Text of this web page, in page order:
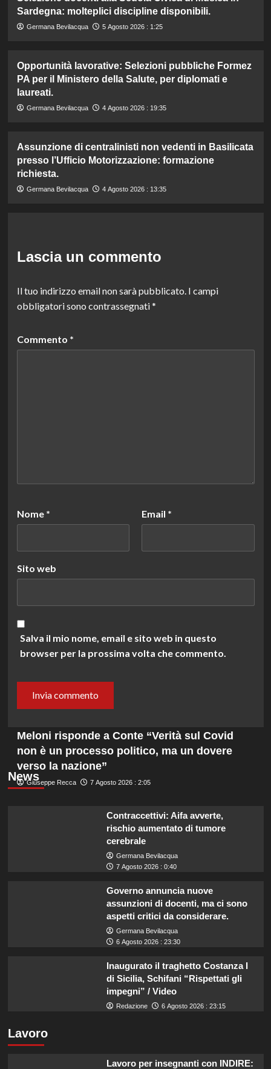
Sardegna: molteplici discipline disponibili.
Germana Bevilacqua 5 Agosto 2026 : 1:25
Opportunità lavorative: Selezioni pubbliche Formez
PA per il Ministero della Salute, per diplomati e
laureati.
Germana Bevilacqua 4 Agosto 2026 : 19:35
Assunzione di centralinisti non vedenti in Basilicata
presso l’Ufficio Motorizzazione: formazione
richiesta.
Germana Bevilacqua 4 Agosto 2026 : 13:35
Lascia un commento
Il tuo indirizzo email non sarà pubblicato. I campi
obbligatori sono contrassegnati*
Commento *
Nome * Email *
Sito web
Salva il mio nome, email e sito web in questo
browser per la prossima volta che commento.
News
Meloni risponde a Conte “Verità sul Covid
non è un processo politico, ma un dovere
verso la nazione”
Giuseppe Recca 7 Agosto 2026 : 2:05
Contraccettivi: Aifa avverte,
rischio aumentato di tumore
cerebrale
Germana Bevilacqua
7 Agosto 2026 : 0:40
Governo annuncia nuove
assunzioni di docenti, ma ci sono
aspetti critici da considerare.
Germana Bevilacqua
6 Agosto 2026 : 23:30
Inaugurato il traghetto Costanza I
di Sicilia, Schifani “Rispettati gli
impegni” / Video
Redazione 6 Agosto 2026 : 23:15
Lavoro
Lavoro per insegnanti con INDIRE: